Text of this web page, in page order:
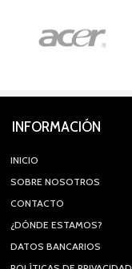
INFORMACIÓN
INICIO
SOBRE NOSOTROS
CONTACTO
¿DÓNDE ESTAMOS?
DATOS BANCARIOS